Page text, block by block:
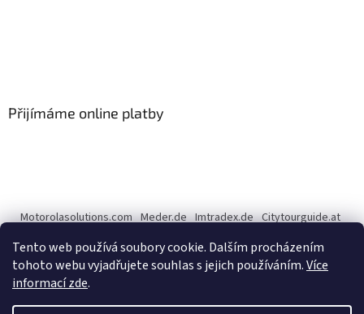
Tento web používá soubory cookie. Dalším procházením
tohoto webu vyjadřujete souhlas s jejich používáním.Více
informací zde.
Přijímáme online platby
Motorolasolutions.com Meder.de Imtradex.de Citytourguide.at